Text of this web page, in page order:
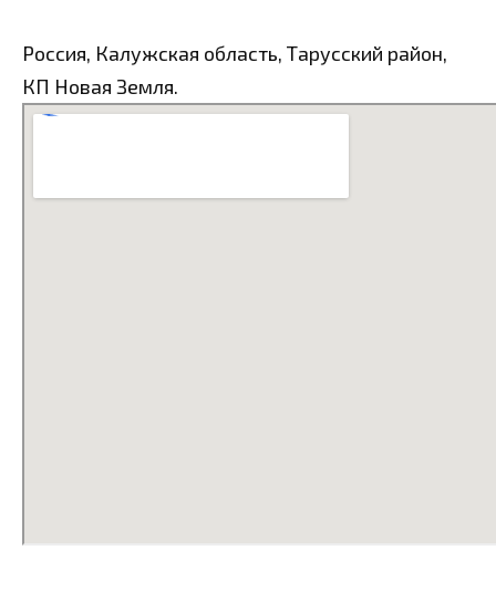
Россия, Калужская область, Тарусский район,
КП Новая Земля.